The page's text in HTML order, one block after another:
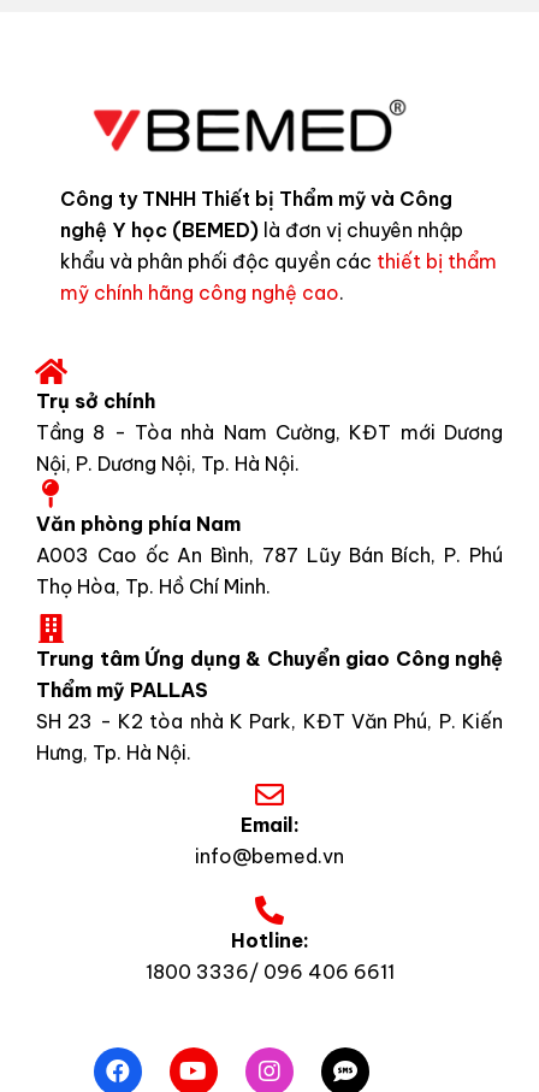
Công ty TNHH Thiết bị Thẩm mỹ và Công
nghệ Y học (BEMED) là đơn vị chuyên nhập
khẩu và phân phối độc quyền các thiết bị thẩm
mỹ chính hãng công nghệ cao.
Trụ sở chính
Tầng 8 - Tòa nhà Nam Cường, KĐT mới Dương
Nội, P. Dương Nội, Tp. Hà Nội.
Văn phòng phía Nam
A003 Cao ốc An Bình, 787 Lũy Bán Bích, P. Phú
Thọ Hòa, Tp. Hồ Chí Minh.
Trung tâm Ứng dụng & Chuyển giao Công nghệ
Thẩm mỹ PALLAS
SH 23 - K2 tòa nhà K Park, KĐT Văn Phú, P. Kiến
Hưng, Tp. Hà Nội.
Email:
info@bemed.vn
Hotline:
1800 3336/ 096 406 6611